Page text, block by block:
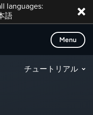
languages:
語
Menu
チュートリアル